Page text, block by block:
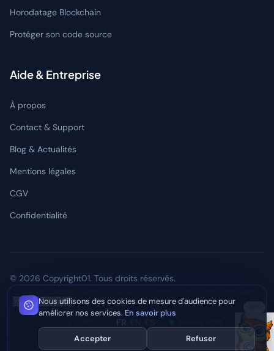
Horodatage Blockchain
Protéger son code source
Aide & Entreprise
À propos
Contact & Support
Blog & Actualités
Mentions légales
CGV
Confidentialité
© 2026 Copyright01. Tous droits réservés.
Ce site est protégé par reCAPTCHA -
Gérer les cookies
Nous utilisons des cookies de mesure d'audience pour
améliorer nos services. En savoir plus
Accepter Refuser